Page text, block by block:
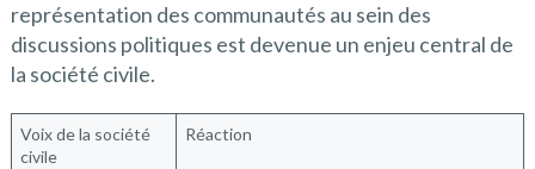
représentation des communautés au sein des
discussions politiques est devenue un enjeu central de
la société civile.
Voix de la société
civile
Réaction